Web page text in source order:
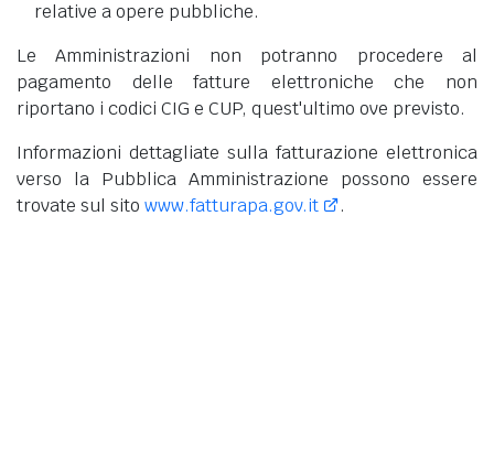
relative a opere pubbliche.
Le Amministrazioni non potranno procedere al
pagamento delle fatture elettroniche che non
riportano i codici CIG e CUP, quest'ultimo ove previsto.
Informazioni dettagliate sulla fatturazione elettronica
verso la Pubblica Amministrazione possono essere
trovate sul sito www.fatturapa.gov.it .